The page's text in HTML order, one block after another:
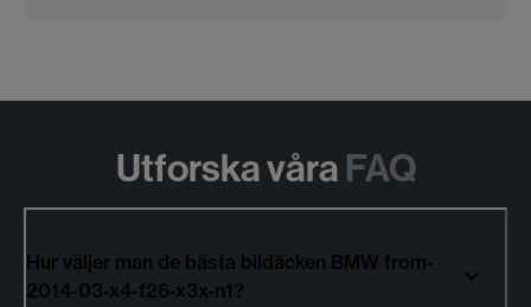
Utforska våra FAQ
Hur väljer man de bästa bildäcken BMW from-
2014-03-x4-f26-x3x-n1?